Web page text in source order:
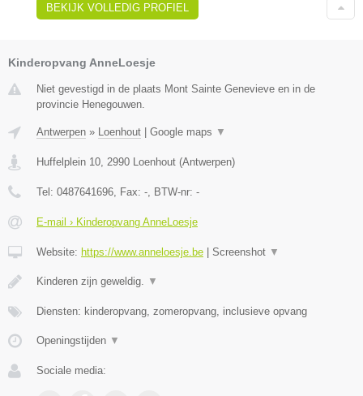
BEKIJK VOLLEDIG PROFIEL
Kinderopvang AnneLoesje
Niet gevestigd in de plaats Mont Sainte Genevieve en in de
provincie Henegouwen.
Antwerpen » Loenhout | Google maps ▼
Huffelplein 10 2990 Loenhout (Antwerpen)
Tel: 0487641696 , Fax: - , BTW-nr: -
E-mail › Kinderopvang AnneLoesje
Website: https://www.anneloesje.be | Screenshot ▼
Kinderen zijn geweldig. ▼
Diensten: kinderopvang, zomeropvang, inclusieve opvang
Openingstijden ▼
Sociale media: